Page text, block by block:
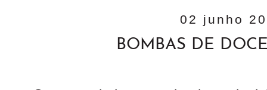
02 junho
BOMBAS DE